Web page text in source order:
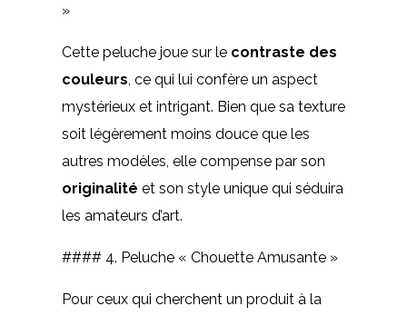
»
Cette peluche joue sur le contraste des
couleurs , ce qui lui confère un aspect
mystérieux et intrigant. Bien que sa texture
soit légèrement moins douce que les
autres modèles, elle compense par son
originalité et son style unique qui séduira
les amateurs d’art.
#### 4. Peluche « Chouette Amusante »
Pour ceux qui cherchent un produit à la